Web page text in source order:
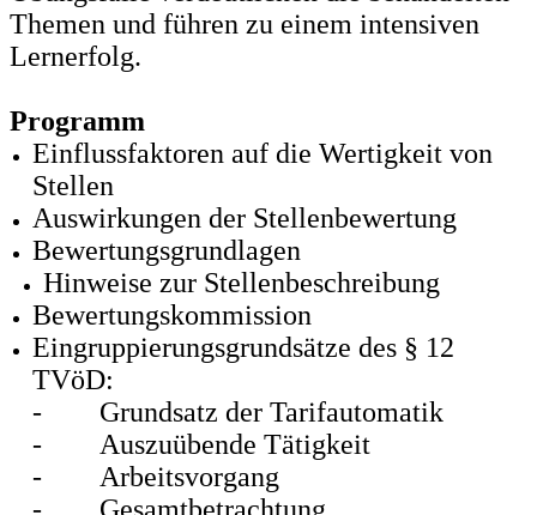
Themen und führen zu einem intensiven
Lernerfolg.
Programm
Einflussfaktoren auf die Wertigkeit von
Stellen
Auswirkungen der Stellenbewertung
Bewertungsgrundlagen
Hinweise zur Stellenbeschreibung
Bewertungskommission
Eingruppierungsgrundsätze des § 12
TVöD:
-
Grundsatz der Tarifautomatik
-
Auszuübende Tätigkeit
-
Arbeitsvorgang